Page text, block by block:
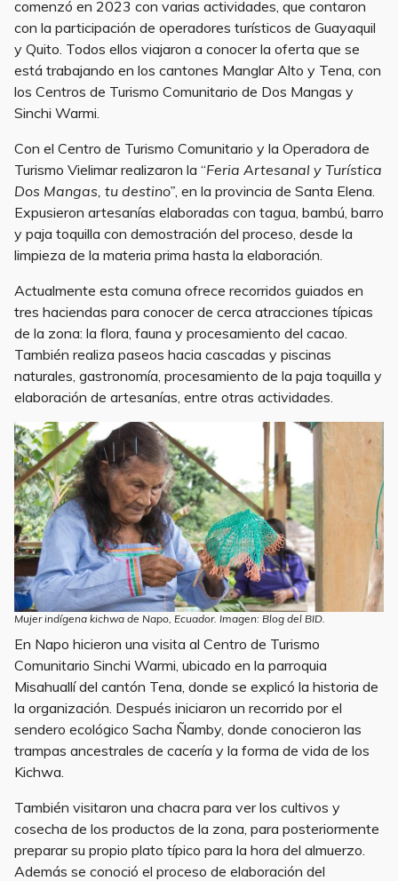
comenzó en 2023 con varias actividades, que contaron
con la participación de operadores turísticos de Guayaquil
y Quito. Todos ellos viajaron a conocer la oferta que se
está trabajando en los cantones Manglar Alto y Tena, con
los Centros de Turismo Comunitario de Dos Mangas y
Sinchi Warmi.
Con el Centro de Turismo Comunitario y la Operadora de
Turismo Vielimar realizaron la “Feria Artesanal y Turística
Dos Mangas, tu destino” , en la provincia de Santa Elena.
Expusieron artesanías elaboradas con tagua, bambú, barro
y paja toquilla con demostración del proceso, desde la
limpieza de la materia prima hasta la elaboración.
Actualmente esta comuna ofrece recorridos guiados en
tres haciendas para conocer de cerca atracciones típicas
de la zona: la flora, fauna y procesamiento del cacao.
También realiza paseos hacia cascadas y piscinas
naturales, gastronomía, procesamiento de la paja toquilla y
elaboración de artesanías, entre otras actividades.
Mujer indígena kichwa de Napo, Ecuador. Imagen: Blog del BID.
En Napo hicieron una visita al Centro de Turismo
Comunitario Sinchi Warmi, ubicado en la parroquia
Misahuallí del cantón Tena, donde se explicó la historia de
la organización. Después iniciaron un recorrido por el
sendero ecológico Sacha Ñamby, donde conocieron las
trampas ancestrales de cacería y la forma de vida de los
Kichwa.
También visitaron una chacra para ver los cultivos y
cosecha de los productos de la zona, para posteriormente
preparar su propio plato típico para la hora del almuerzo.
Además se conoció el proceso de elaboración del